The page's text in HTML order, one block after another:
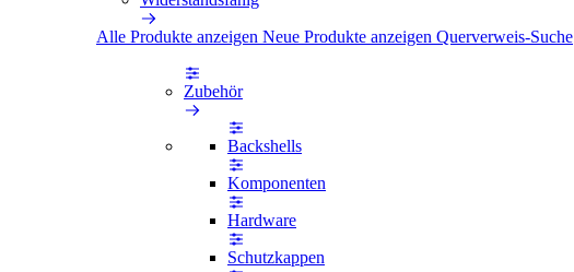
Alle Produkte anzeigen Neue Produkte anzeigen Querverweis-Suche
Zubehör
Backshells
Komponenten
Hardware
Schutzkappen